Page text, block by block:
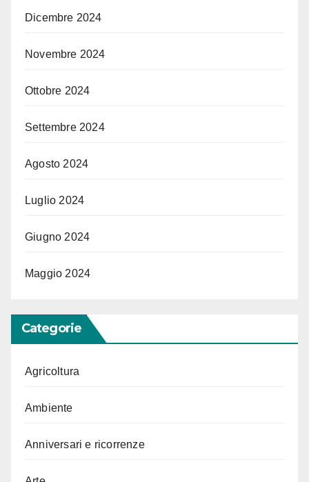
Dicembre 2024
Novembre 2024
Ottobre 2024
Settembre 2024
Agosto 2024
Luglio 2024
Giugno 2024
Maggio 2024
Categorie
Agricoltura
Ambiente
Anniversari e ricorrenze